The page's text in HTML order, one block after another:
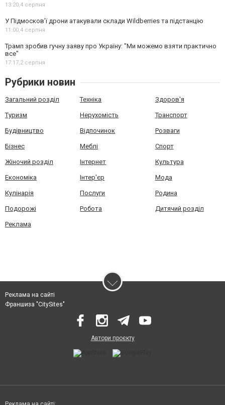
13:20,4 серпня
У Підмосков’ї дрони атакували склади Wildberries та підстанцію
11:00,4 серпня
Трамп зробив гучну заяву про Україну: "Ми можемо взяти практично
все"
17:17,2 серпня
Рубрики новин
Загальний розділ Техніка Здоров'я
Туризм Нерухомість Транспорт
Будівництво Відпочинок Розваги
Бізнес Меблі Спорт
Жіночий розділ Інтернет Культура
Економіка Інтер'єр Мода
Кулінарія Послуги Родина
Подорожі Робота Дитячий розділ
Реклама
Реклама на сайті
Франшиза "CitySites"
Автори проєкту